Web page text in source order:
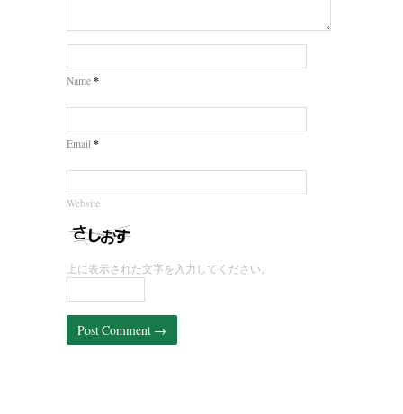
Name *
Email *
Website
上に表示された文字を入力してください。